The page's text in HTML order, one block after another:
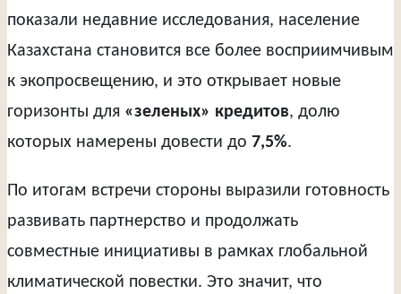
показали недавние исследования, население
Казахстана становится все более восприимчивым
к экопросвещению, и это открывает новые
горизонты для «зеленых» кредитов, долю
которых намерены довести до 7,5%.
По итогам встречи стороны выразили готовность
развивать партнерство и продолжать
совместные инициативы в рамках глобальной
климатической повестки. Это значит, что